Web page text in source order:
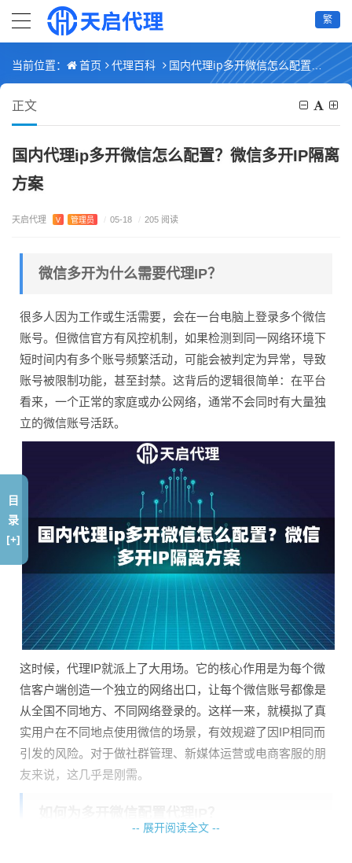
繁
当前位置： 首页 代理百科 国内代理ip多开微信怎么配置？微信多开IP隔离方案
正文
国内代理ip多开微信怎么配置？微信多开IP隔离
方案
天启代理 V 管理员 / 05-18 / 205 阅读
微信多开为什么需要代理IP？
很多人因为工作或生活需要，会在一台电脑上登录多个微信
账号。但微信官方有风控机制，如果检测到同一网络环境下
短时间内有多个账号频繁活动，可能会被判定为异常，导致
账号被限制功能，甚至封禁。这背后的逻辑很简单：在平台
看来，一个正常的家庭或办公网络，通常不会同时有大量独
立的微信账号活跃。
这时候，代理IP就派上了大用场。它的核心作用是为每个微
信客户端创造一个独立的网络出口，让每个微信账号都像是
从全国不同地方、不同网络登录的。这样一来，就模拟了真
实用户在不同地点使用微信的场景，有效规避了因IP相同而
引发的风险。对于做社群管理、新媒体运营或电商客服的朋
友来说，这几乎是刚需。
-- 展开阅读全文 --
目
录
[+]